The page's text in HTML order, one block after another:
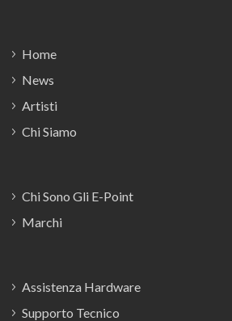
Home
News
Artisti
Chi Siamo
Chi Sono Gli E-Point
Marchi
Assistenza Hardware
Supporto Tecnico